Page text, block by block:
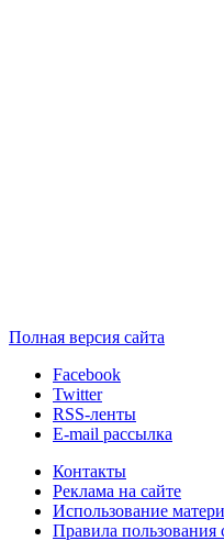
Полная версия сайта
Facebook
Twitter
RSS-ленты
E-mail рассылка
Контакты
Реклама на сайте
Использование
Правила пользования